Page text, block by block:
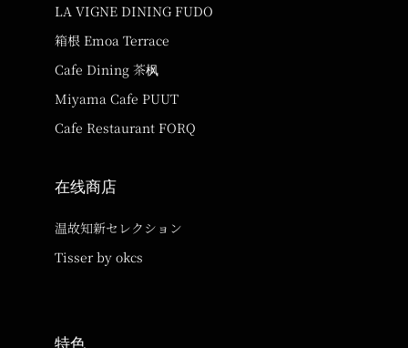
LA VIGNE DINING FUDO
箱根 Emoa Terrace
Cafe Dining 茶枫
Miyama Cafe PUUT
Cafe Restaurant FORQ
在线商店
温故知新セレクション
Tisser by okcs
特色